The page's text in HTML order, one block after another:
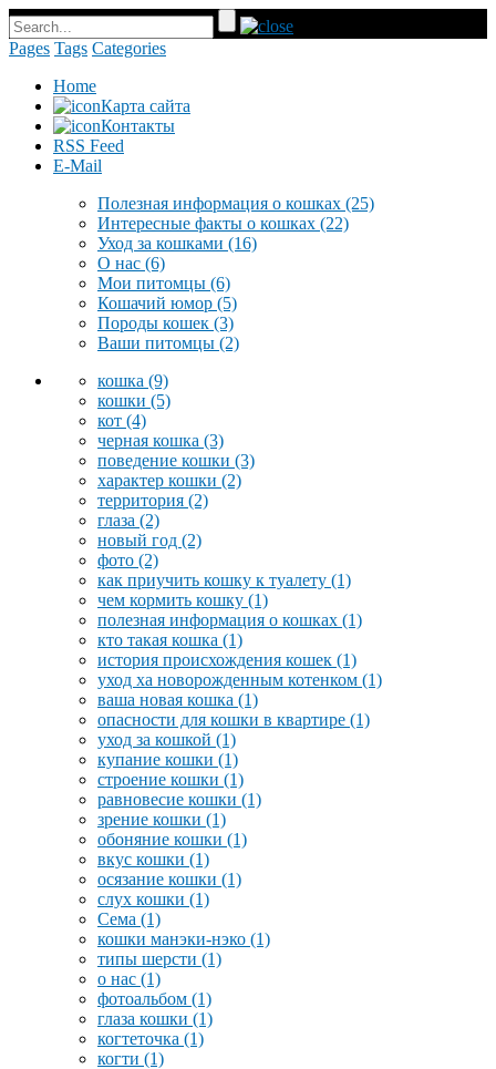
Pages Tags Categories
Home
Карта сайта
Контакты
RSS Feed
E-Mail
Полезная информация о кошках (25)
Интересные факты о кошках (22)
Уход за кошками (16)
О нас (6)
Мои питомцы (6)
Кошачий юмор (5)
Породы кошек (3)
Ваши питомцы (2)
кошка (9)
кошки (5)
кот (4)
черная кошка (3)
поведение кошки (3)
характер кошки (2)
территория (2)
глаза (2)
новый год (2)
фото (2)
как приучить кошку к туалету (1)
чем кормить кошку (1)
полезная информация о кошках (1)
кто такая кошка (1)
история происхождения кошек (1)
уход ха новорожденным котенком (1)
ваша новая кошка (1)
опасности для кошки в квартире (1)
уход за кошкой (1)
купание кошки (1)
строение кошки (1)
равновесие кошки (1)
зрение кошки (1)
обоняние кошки (1)
вкус кошки (1)
осязание кошки (1)
слух кошки (1)
Сема (1)
кошки манэки-нэко (1)
типы шерсти (1)
о нас (1)
фотоальбом (1)
глаза кошки (1)
когтеточка (1)
когти (1)